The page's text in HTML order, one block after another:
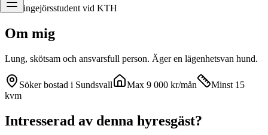
Civilingejörsstudent vid KTH
Om mig
Lung, skötsam och ansvarsfull person. Äger en lägenhetsvan hund.
Söker bostad i Sundsvall Max 9 000 kr/mån
Minst 15
kvm
Intresserad av denna hyresgäst?